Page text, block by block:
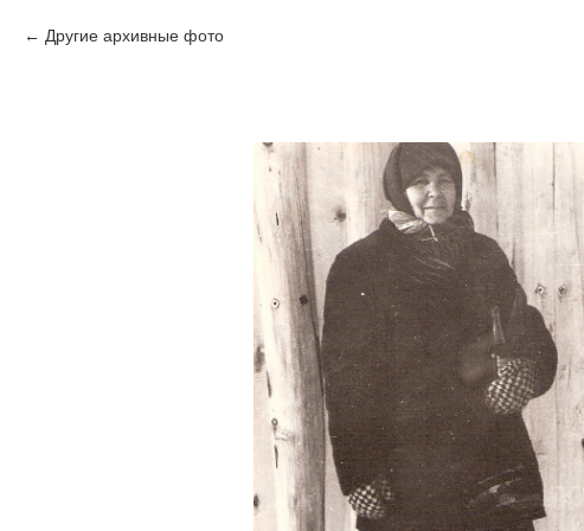
Другие архивные фото